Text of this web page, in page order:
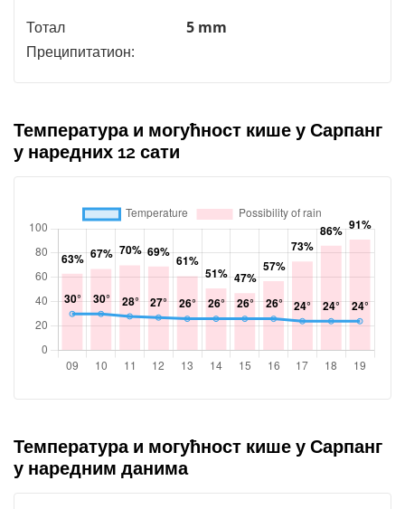
Тотал
Преципитатион:
5 mm
Температура и могућност кише у Сарпанг
у наредних 12 сати
Температура и могућност кише у Сарпанг
у наредним данима